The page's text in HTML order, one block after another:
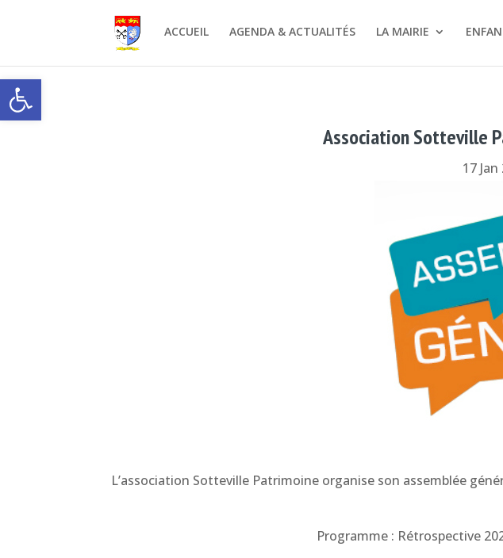
Ouvrir la barre d’outils
ACCUEIL AGENDA & ACTUALITÉS LA MAIRIE
Association Sotteville
17
L’association Sotteville Patrimoine organise son assemblée
Programme : Rétrospective